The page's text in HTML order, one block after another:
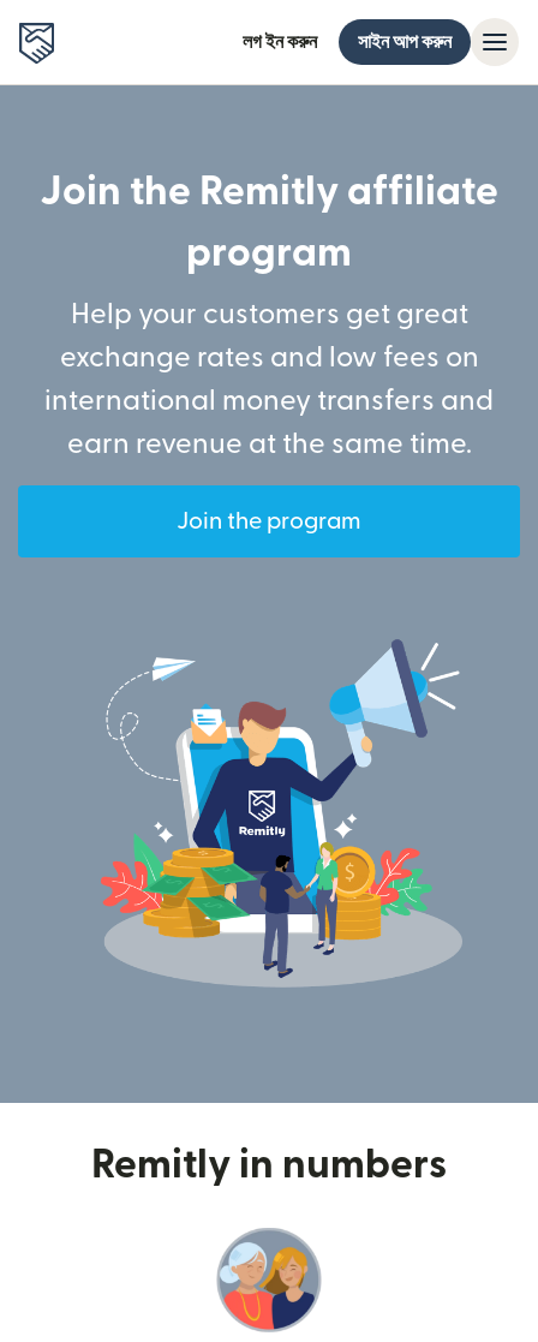
লগ ইন করুন সাইন আপ করুন
Join the Remitly affiliate
program
Help your customers get great
exchange rates and low fees on
international money transfers and
earn revenue at the same time.
Join the program
Remitly in numbers